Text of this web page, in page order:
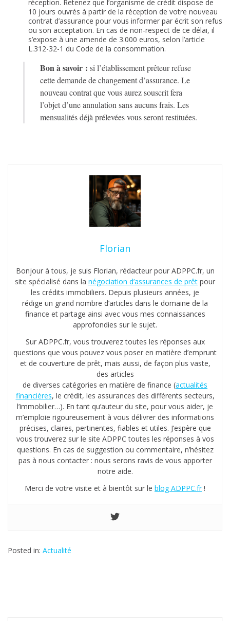
réception. Retenez que l’organisme de crédit dispose de
10 jours ouvrés à partir de la réception de votre nouveau
contrat d’assurance pour vous informer par écrit son refus
ou son acceptation. En cas de non-respect de ce délai, il
s’expose à une amende de 3.000 euros, selon l’article
L.312-32-1 du Code de la consommation.
Bon à savoir : si l’établissement prêteur refuse
cette demande de changement d’assurance. Le
nouveau contrat que vous aurez souscrit fera
l’objet d’une annulation sans aucuns frais. Les
mensualités déjà prélevées vous seront restituées.
Florian
Bonjour à tous, je suis Florian, rédacteur pour ADPPC.fr, un
site spécialisé dans la négociation d’assurances de prêt pour
les crédits immobiliers. Depuis plusieurs années, je
rédige un grand nombre d’articles dans le domaine de la
finance et partage ainsi avec vous mes connaissances
approfondies sur le sujet.
Sur ADPPC.fr, vous trouverez toutes les réponses aux
questions que vous pouvez vous poser en matière d’emprunt
et de couverture de prêt, mais aussi, de façon plus vaste,
des articles
de diverses catégories en matière de finance (actualités
financières, le crédit, les assurances des différents secteurs,
l’immobilier…). En tant qu’auteur du site, pour vous aider, je
m’emploie rigoureusement à vous délivrer des informations
précises, claires, pertinentes, fiables et utiles. J’espère que
vous trouverez sur le site ADPPC toutes les réponses à vos
questions. En cas de suggestion ou commentaire, n’hésitez
pas à nous contacter : nous serons ravis de vous apporter
notre aide.
Merci de votre visite et à bientôt sur le blog ADPPC.fr!
Posted in: Actualité